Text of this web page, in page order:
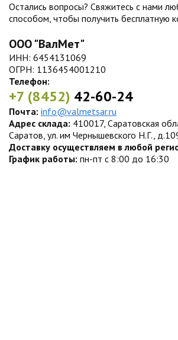
Остались вопросы? Свяжитесь с нами
способом, чтобы получить бесплатную
ООО "ВалМет"
ИНН: 6454131069
ОГРН: 1136454001210
Телефон:
+7 (8452) 42-60-24
Почта: info@valmetsar.ru
Адрес склада: 410017, Саратовская
Саратов, ул. им Чернышевского Н.Г.,
Доставку осуществляем в любой
График работы: пн-пт с 8:00 до 16:30